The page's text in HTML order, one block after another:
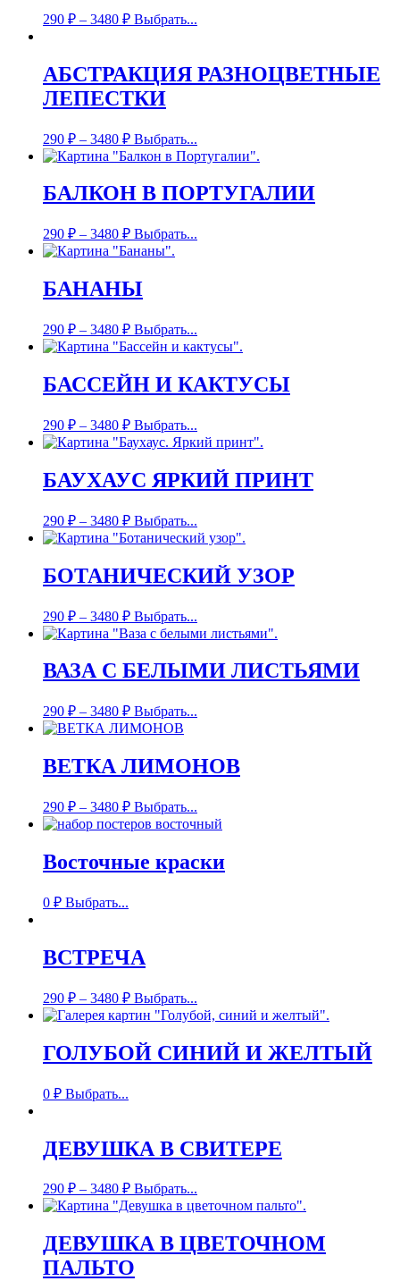
290 ₽ – 3480 ₽ Выбрать...
АБСТРАКЦИЯ РАЗНОЦВЕТНЫЕ
ЛЕПЕСТКИ
290 ₽ – 3480 ₽ Выбрать...
БАЛКОН В ПОРТУГАЛИИ
290 ₽ – 3480 ₽ Выбрать...
БАНАНЫ
290 ₽ – 3480 ₽ Выбрать...
БАССЕЙН И КАКТУСЫ
290 ₽ – 3480 ₽ Выбрать...
БАУХАУС ЯРКИЙ ПРИНТ
290 ₽ – 3480 ₽ Выбрать...
БОТАНИЧЕСКИЙ УЗОР
290 ₽ – 3480 ₽ Выбрать...
ВАЗА С БЕЛЫМИ ЛИСТЬЯМИ
290 ₽ – 3480 ₽ Выбрать...
ВЕТКА ЛИМОНОВ
290 ₽ – 3480 ₽ Выбрать...
Восточные краски
0 ₽ Выбрать...
ВСТРЕЧА
290 ₽ – 3480 ₽ Выбрать...
ГОЛУБОЙ СИНИЙ И ЖЕЛТЫЙ
0 ₽ Выбрать...
ДЕВУШКА В СВИТЕРЕ
290 ₽ – 3480 ₽ Выбрать...
ДЕВУШКА В ЦВЕТОЧНОМ
ПАЛЬТО